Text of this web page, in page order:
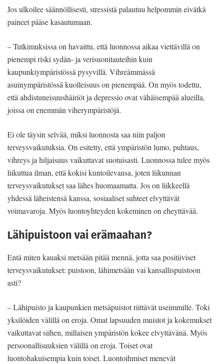
Jos ulkoilee säännöllisesti, stressistä palautuu helpommin eivätkä
paineet pääse kasautumaan.
– Tutkimuksissa on havaittu, että luonnossa aikaa viettävillä on
pienempi riski sydän- ja verisuonitauteihin kuin
kaupunkiympäristössä pysyvillä. Vihreämmässä
asuinympäristössä kuolleisuus on pienempää. On myös todettu,
että ahdistuneisuushäiriöt ja depressio ovat vähäisempää alueilla,
joissa on enemmän viherympäristöjä.
Ei ole täysin selvää, miksi luonnosta saa niin paljon
terveysvaikutuksia. On esitetty, että ympäristön lumo, puhtaus,
vihreys ja hiljaisuus vaikuttavat suotuisasti. Luonnossa tulee myös
liikuttua ilman, että kokisi kuntoilevansa, joten liikunnan
terveysvaikutukset saa lähes huomaamatta. Jos on liikkeellä
yhdessä läheistensä kanssa, sosiaaliset suhteet elvyttävät
voimavaroja. Myös luontoyhteyden kokeminen on eheyttävää.
Lähipuistoon vai erämaahan?
Entä miten kauaksi metsään pitää mennä, jotta saa positiiviset
terveysvaikutukset: puistoon, lähimetsään vai kansallispuistoon
asti?
– Lähipuisto ja kaupunkien metsäpuistot riittävät useimmille. Toki
yksilöiden välillä on eroja. Omat lapsuuden muistot ja kokemukset
vaikuttavat siihen, millaisen ympäristön kokee elvyttävänä. Myös
persoonallisuuksien välillä on eroja. Toiset ovat
luontohakuisempia kuin toiset. Luontoihmiset menevät